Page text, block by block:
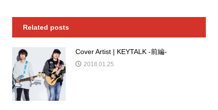
Related posts
Cover Artist | KEYTALK -前編-
2018.01.25